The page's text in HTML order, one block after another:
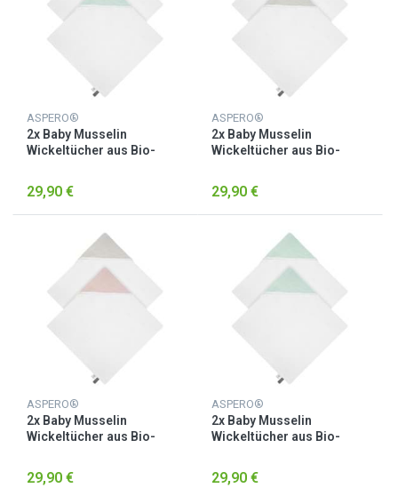
ASPERO®
2x Baby Musselin
Wickeltücher aus Bio-
29,90 €
ASPERO®
2x Baby Musselin
Wickeltücher aus Bio-
29,90 €
ASPERO®
2x Baby Musselin
Wickeltücher aus Bio-
29,90 €
ASPERO®
2x Baby Musselin
Wickeltücher aus Bio-
29,90 €